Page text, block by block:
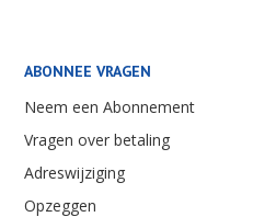
ABONNEE VRAGEN
Neem een Abonnement
Vragen over betaling
Adreswijziging
Opzeggen